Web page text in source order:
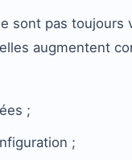
sont pas toujours
augmentent
;
;